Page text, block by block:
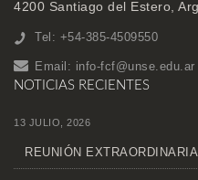
4200 Santiago del Estero,
Tel: +54-385-4509550
Email: info-fcf@unse.edu.ar
NOTICIAS RECIENTES
13 JULIO, 2026
REUNIÓN